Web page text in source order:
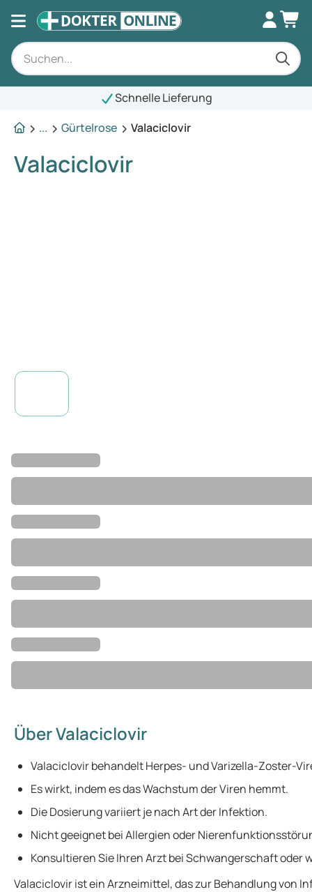
Schnelle Lieferung
...
Gürtelrose Valaciclovir
Valaciclovir
Über Valaciclovir
Valaciclovir behandelt Herpes- und Varizella-Zoster-
Es wirkt, indem es das Wachstum der Viren hemmt.
Die Dosierung variiert je nach Art der Infektion.
Nicht geeignet bei Allergien oder
Konsultieren Sie Ihren Arzt bei Schwangerschaft oder
Valaciclovir ist ein Arzneimittel, das zur Behandlung von